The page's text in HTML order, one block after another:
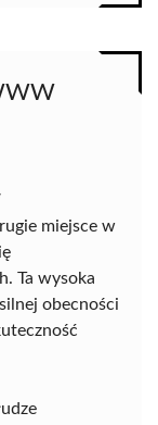
miejsce w
Ta wysoka
obecności